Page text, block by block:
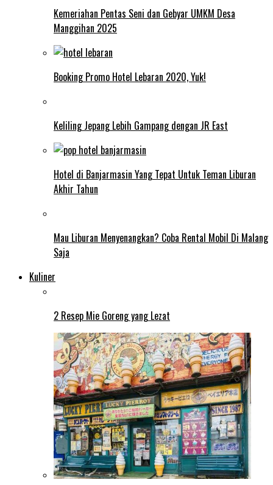
Kemeriahan Pentas Seni dan Gebyar UMKM Desa
Manggihan 2025
Booking Promo Hotel Lebaran 2020, Yuk!
Keliling Jepang Lebih Gampang dengan JR East
Hotel di Banjarmasin Yang Tepat Untuk Teman Liburan
Akhir Tahun
Mau Liburan Menyenangkan? Coba Rental Mobil Di Malang
Saja
Kuliner
2 Resep Mie Goreng yang Lezat